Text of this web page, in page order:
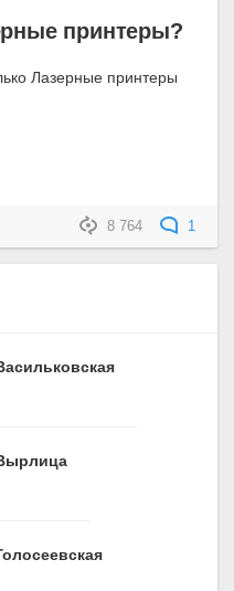
принтеры?
Лазерные принтеры
8 764 1